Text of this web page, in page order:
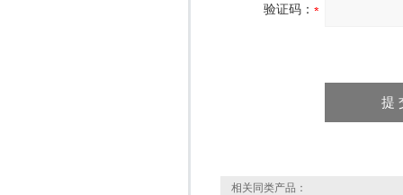
验证码：
相关同类产品：